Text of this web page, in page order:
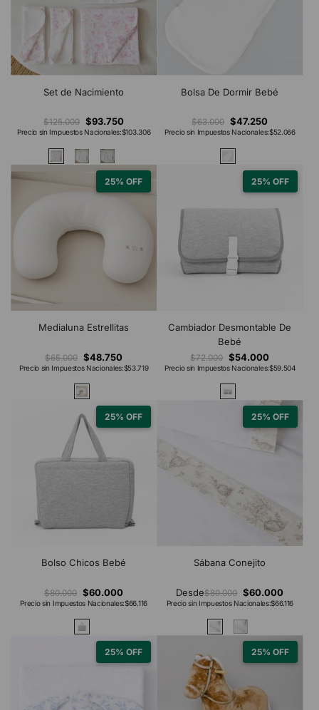
Set de Nacimiento
$125.000 $93.750
Precio sin Impuestos Nacionales:$103.306
Bolsa De Dormir Bebé
$63.000 $47.250
Precio sin Impuestos Nacionales:$52.066
25% OFF
Medialuna Estrellitas
$65.000 $48.750
Precio sin Impuestos Nacionales:$53.719
25% OFF
Cambiador Desmontable De
Bebé
$72.000 $54.000
Precio sin Impuestos Nacionales:$59.504
25% OFF
Bolso Chicos Bebé
$80.000 $60.000
Precio sin Impuestos Nacionales:$66.116
25% OFF
Sábana Conejito
Desde$80.000 $60.000
Precio sin Impuestos Nacionales:$66.116
25% OFF 25% OFF